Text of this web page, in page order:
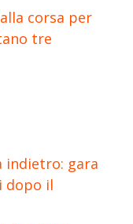
corsa per
tre
indietro: gara
dopo il